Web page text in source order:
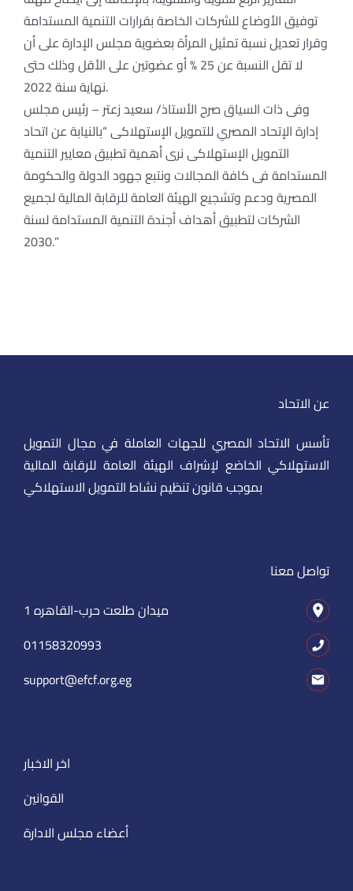
توفيق الأوضاع للشركات الخاصة بقرارات التنمية المستدامة
وقرار تعديل نسبة تمثيل المرأة بعضوية مجلس الإدارة على أن
لا تقل النسبة عن 25 % أو عضوتين على الأقل وذلك حتى
نهاية سنة 2022.
وفى ذات السياق صرح الأستاذ/ سعيد زعتر – رئيس مجلس
إدارة الإتحاد المصري للتمويل الإستهلاكى “بالنيابة عن اتحاد
التمويل الإستهلاكى نرى أهمية تطبيق معايير التنمية
المستدامة فى كافة المجالات ونتبع جهود الدولة والحكومة
المصرية ودعم وتشجيع الهيئة العامة للرقابة المالية لجميع
الشركات لتطبيق أهداف أجندة التنمية المستدامة لسنة
2030.”
عن الاتحاد
تأسس الاتحاد المصري للجهات العاملة في مجال التمويل
الاستهلاكي الخاضع لإشراف الهيئة العامة للرقابة المالية
بموجب قانون تنظيم نشاط التمويل الاستهلاكي
اخر الاخبار
القوانين
أعضاء مجلس الادارة
تواصل معنا
1 ميدان طلعت حرب-القاهره
01158320993
support@efcf.org.eg